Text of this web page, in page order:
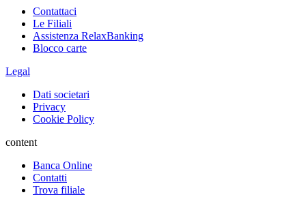
Contattaci
Le Filiali
Assistenza RelaxBanking
Blocco carte
Legal
Dati societari
Privacy
Cookie Policy
content
Banca Online
Contatti
Trova filiale